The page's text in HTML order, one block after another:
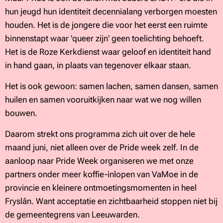
hun jeugd hun identiteit decennialang verborgen moesten
houden. Het is de jongere die voor het eerst een ruimte
binnenstapt waar 'queer zijn' geen toelichting behoeft.
Het is de Roze Kerkdienst waar geloof en identiteit hand
in hand gaan, in plaats van tegenover elkaar staan.
Het is ook gewoon: samen lachen, samen dansen, samen
huilen en samen vooruitkijken naar wat we nog willen
bouwen.
Daarom strekt ons programma zich uit over de hele
maand juni, niet alleen over de Pride week zelf. In de
aanloop naar Pride Week organiseren we met onze
partners onder meer koffie-inlopen van VaMoe in de
provincie en kleinere ontmoetingsmomenten in heel
Fryslân. Want acceptatie en zichtbaarheid stoppen niet bij
de gemeentegrens van Leeuwarden.